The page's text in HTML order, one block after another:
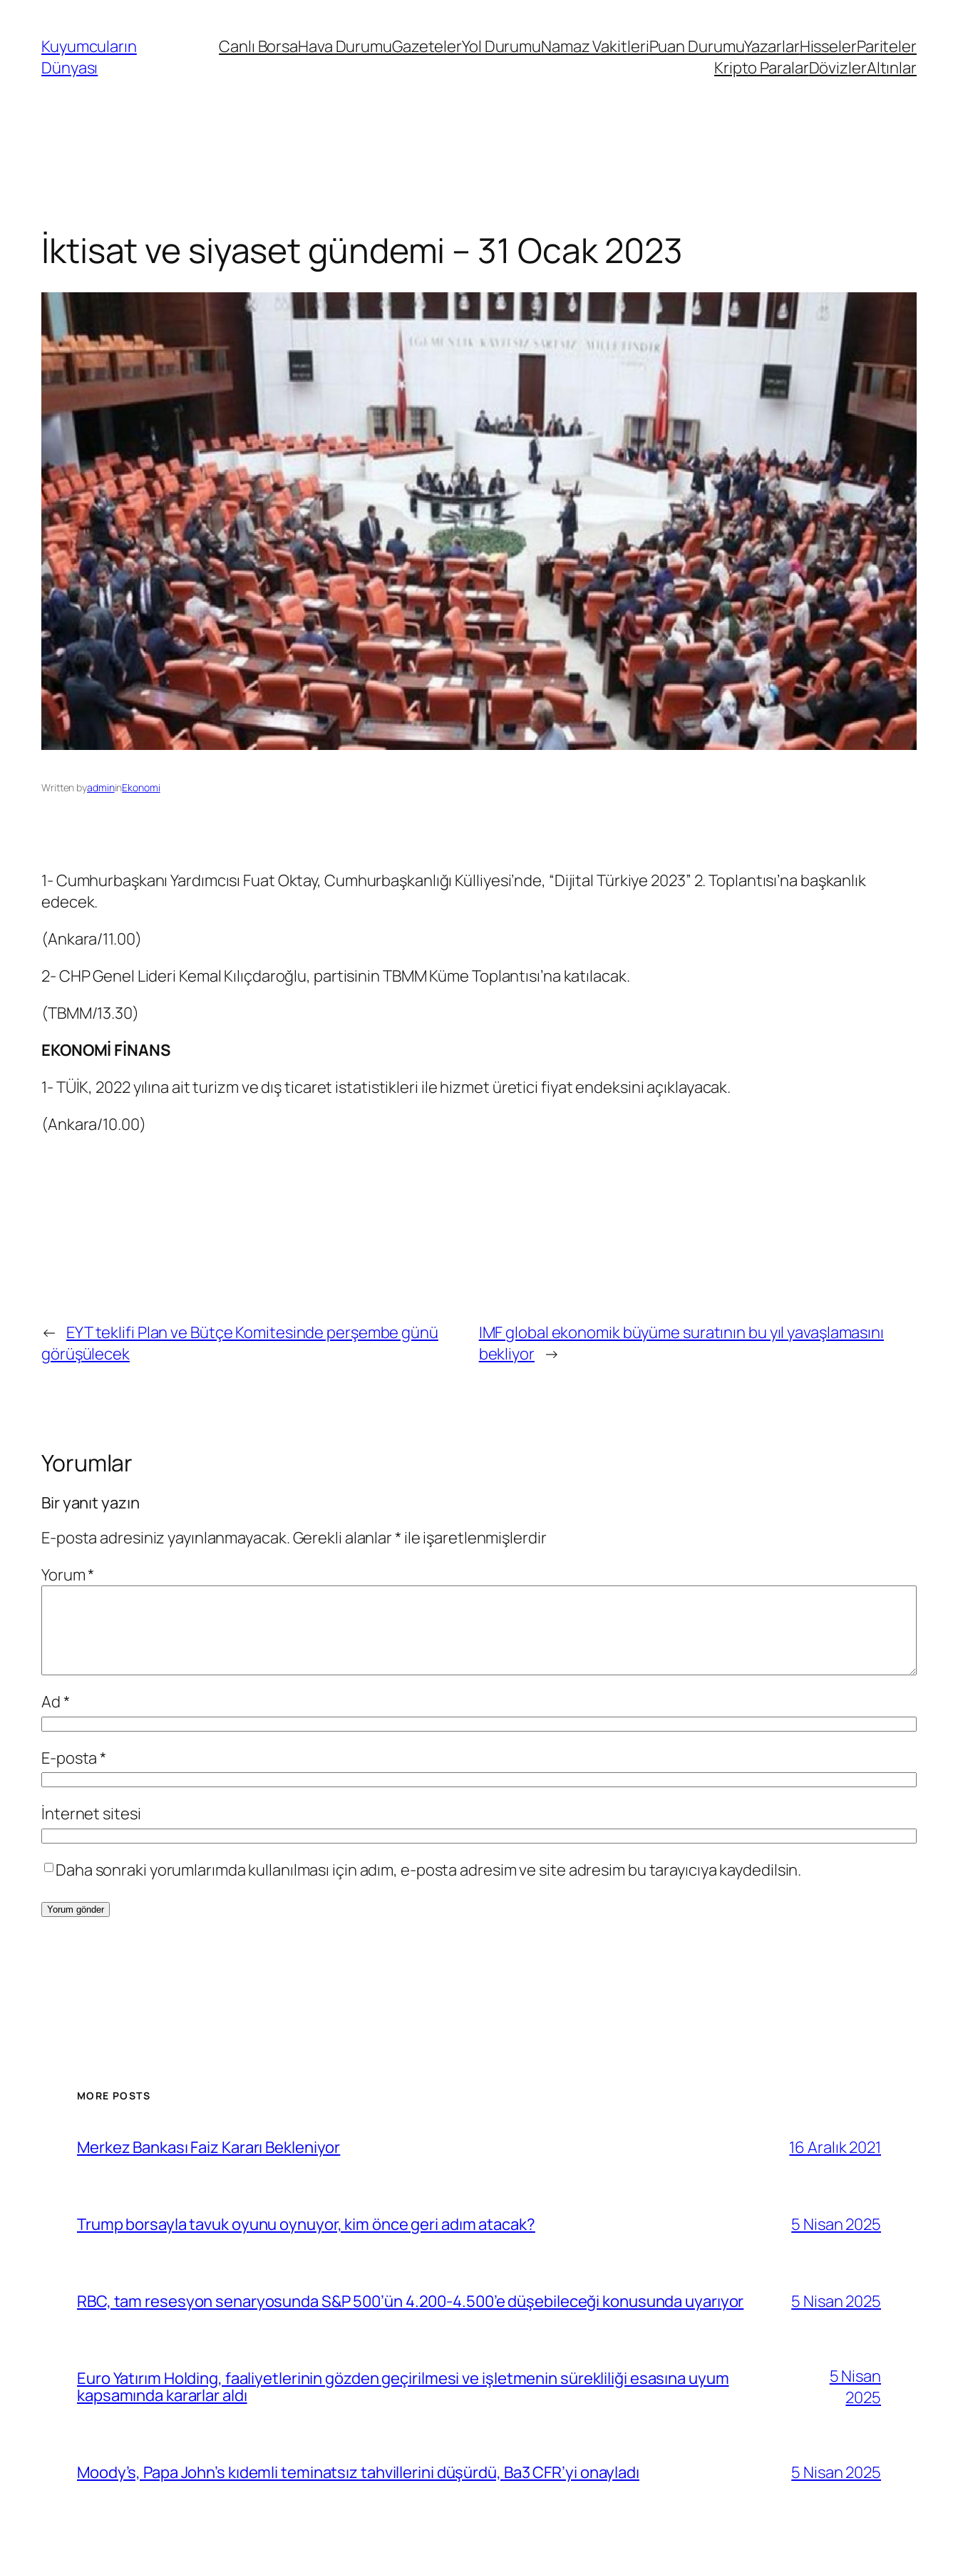
Kuyumcuların
Dünyası
Canlı BorsaHava DurumuGazetelerYol DurumuNamaz VakitleriPuan DurumuYazarlarHisselerPariteler
Kripto ParalarDövizlerAltınlar
İktisat ve siyaset gündemi – 31 Ocak 2023
Written byadmininEkonomi
1- Cumhurbaşkanı Yardımcısı Fuat Oktay, Cumhurbaşkanlığı Külliyesi’nde, “Dijital Türkiye 2023” 2. Toplantısı’na başkanlık
edecek.
(Ankara/11.00)
2- CHP Genel Lideri Kemal Kılıçdaroğlu, partisinin TBMM Küme Toplantısı’na katılacak.
(TBMM/13.30)
EKONOMİ FİNANS
1- TÜİK, 2022 yılına ait turizm ve dış ticaret istatistikleri ile hizmet üretici fiyat endeksini açıklayacak.
(Ankara/10.00)
← EYT teklifi Plan ve Bütçe Komitesinde perşembe günü
görüşülecek
IMF global ekonomik büyüme suratının bu yıl yavaşlamasını
bekliyor →
Yorumlar
Bir yanıt yazın
E-posta adresiniz yayınlanmayacak.Gerekli alanlar* ile işaretlenmişlerdir
Yorum*
Ad*
E-posta*
İnternet sitesi
Daha sonraki yorumlarımda kullanılması için adım, e-posta adresim ve site adresim bu tarayıcıya kaydedilsin.
MORE POSTS
Merkez Bankası Faiz Kararı Bekleniyor 16 Aralık 2021
Trump borsayla tavuk oyunu oynuyor, kim önce geri adım atacak? 5 Nisan 2025
RBC, tam resesyon senaryosunda S&P 500’ün 4.200-4.500’e düşebileceği konusunda uyarıyor 5 Nisan 2025
Euro Yatırım Holding, faaliyetlerinin gözden geçirilmesi ve işletmenin sürekliliği esasına uyum
kapsamında kararlar aldı
5 Nisan
2025
Moody’s, Papa John’s kıdemli teminatsız tahvillerini düşürdü, Ba3 CFR’yi onayladı 5 Nisan 2025